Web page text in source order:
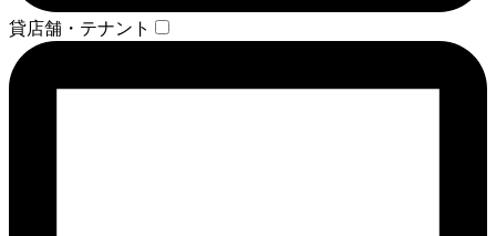
貸店舗・テナント